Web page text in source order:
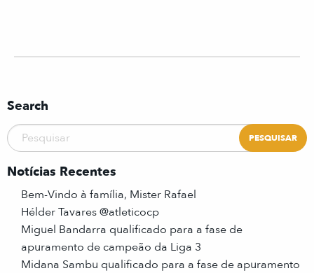
Search
Notícias Recentes
Bem-Vindo à família, Mister Rafael
Hélder Tavares @atleticocp
Miguel Bandarra qualificado para a fase de
apuramento de campeão da Liga 3
Midana Sambu qualificado para a fase de apuramento